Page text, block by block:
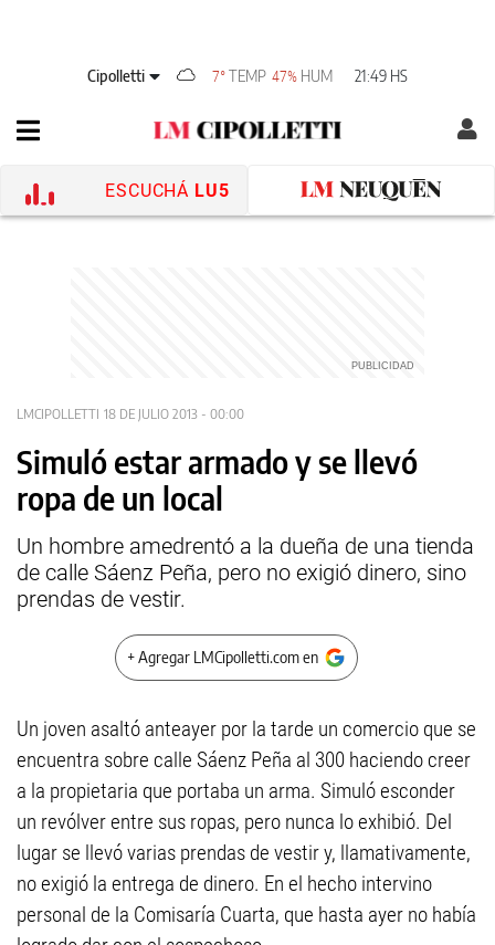
Cipolletti 7° TEMP 47% HUM 21:49 HS
ESCUCHÁ LU5
LMCIPOLLETTI 18 DE JULIO 2013 - 00:00
Simuló estar armado y se llevó
ropa de un local
Un hombre amedrentó a la dueña de una tienda
de calle Sáenz Peña, pero no exigió dinero, sino
prendas de vestir.
+ Agregar LMCipolletti.com en
Un joven asaltó anteayer por la tarde un comercio que se
encuentra sobre calle Sáenz Peña al 300 haciendo creer
a la propietaria que portaba un arma. Simuló esconder
un revólver entre sus ropas, pero nunca lo exhibió. Del
lugar se llevó varias prendas de vestir y, llamativamente,
no exigió la entrega de dinero. En el hecho intervino
personal de la Comisaría Cuarta, que hasta ayer no había